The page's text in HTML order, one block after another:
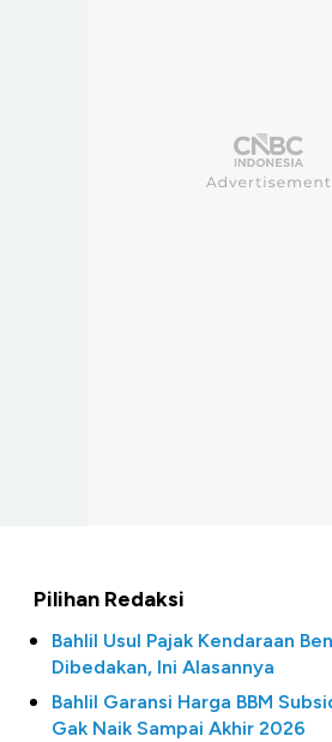
Pilihan Redaksi
Bahlil Usul Pajak Kendaraan
Dibedakan, Ini Alasannya
Bahlil Garansi Harga BBM
Gak Naik Sampai Akhir 2026